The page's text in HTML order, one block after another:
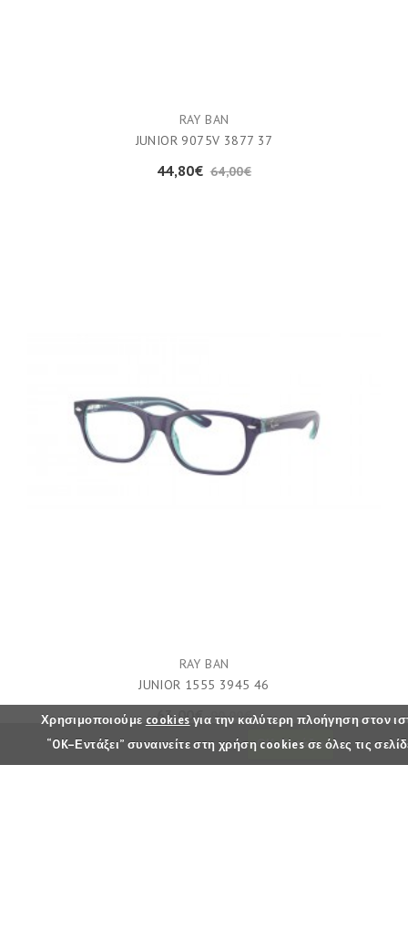
RAY BAN
JUNIOR 9075V 3877 37
44,80€ 64,00€
RAY BAN
JUNIOR 1555 3945 46
63,00€ 90,00€
ΟΚ-Εντάξει
Χρησιμοποιούμε cookies για την καλύτερη πλοήγηση στον
“OK–Εντάξει” συναινείτε στη χρήση cookies σε όλες τις